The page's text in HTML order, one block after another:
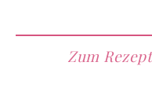
Zum